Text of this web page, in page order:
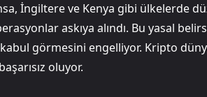
İngiltere ve Kenya gibi ülkelerde
askıya alındı. Bu yasal
görmesini engelliyor. Kripto
oluyor.